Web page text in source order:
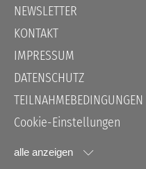
alle anzeigen
NEWSLETTER
KONTAKT
IMPRESSUM
DATENSCHUTZ
TEILNAHMEBEDINGUNGEN
Cookie-Einstellungen